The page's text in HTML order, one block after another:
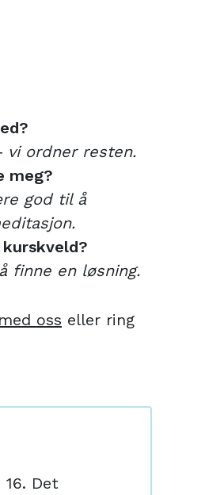
vi ordner resten.
meg?
god til å
finne en løsning.
oss eller ring
16. Det